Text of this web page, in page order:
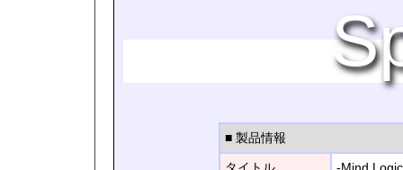
■ 製品情報